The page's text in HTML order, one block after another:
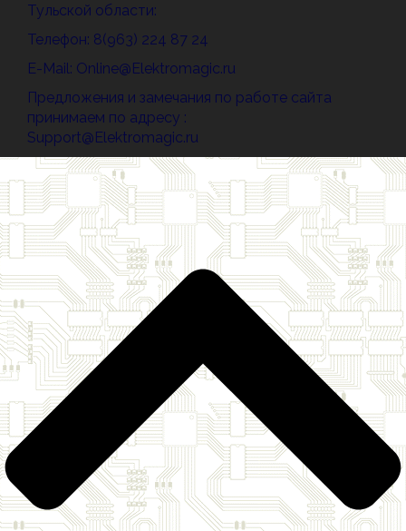
Тульской области:
Телефон: 8(963) 224 87 24
E-Mail: Online@Elektromagic.ru
Предложения и замечания по работе сайта
принимаем по адресу :
Support@Elektromagic.ru